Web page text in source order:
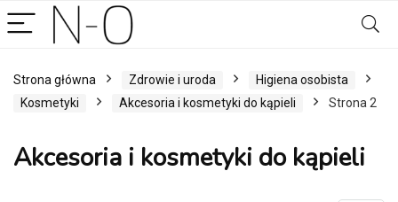
Strona główna Zdrowie i uroda
Higiena osobista
Kosmetyki
Akcesoria i kosmetyki do kąpieli Strona 2
Akcesoria i kosmetyki do kąpieli